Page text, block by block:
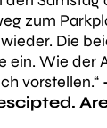
zum
Die
ein. Wie der
vorstellen.“